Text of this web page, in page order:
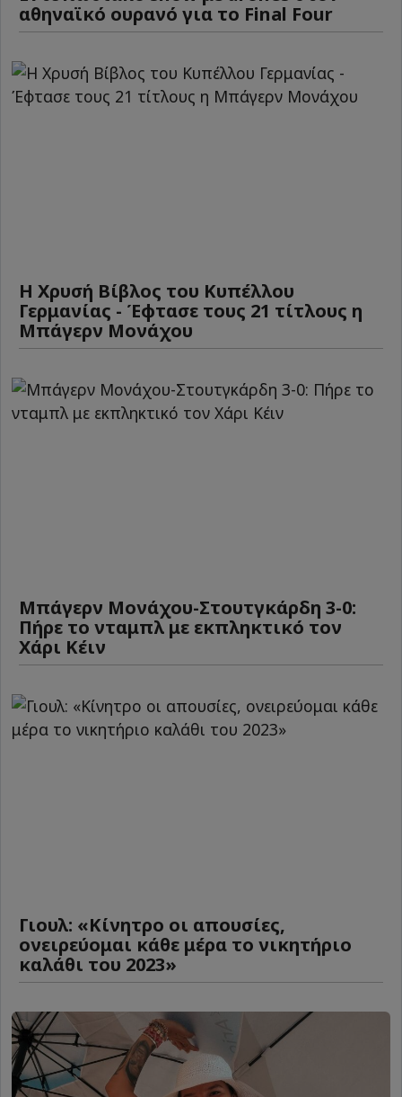
αθηναϊκό ουρανό για το Final Four
Η Χρυσή Βίβλος του Κυπέλλου
Γερμανίας - Έφτασε τους 21 τίτλους η
Μπάγερν Μονάχου
Μπάγερν Μονάχου-Στουτγκάρδη 3-0:
Πήρε το νταμπλ με εκπληκτικό τον
Χάρι Κέιν
Γιουλ: «Κίνητρο οι απουσίες,
ονειρεύομαι κάθε μέρα το νικητήριο
καλάθι του 2023»